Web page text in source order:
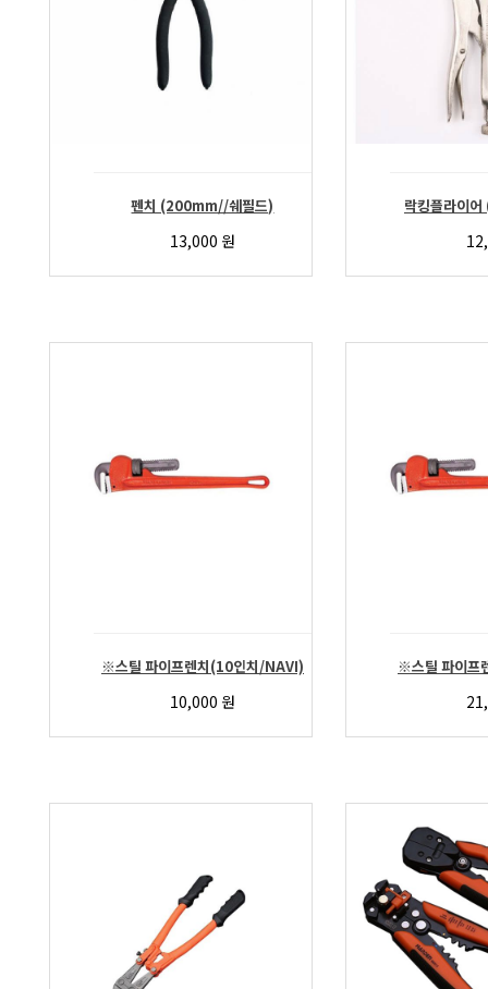
펜치 (200mm//쉐필드)
13,000 원
락킹플라이
※스틸 파이프렌치(10인치/NAVI)
10,000 원
※스틸 파이프